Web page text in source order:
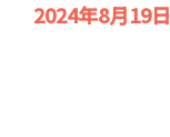
2024年8月19